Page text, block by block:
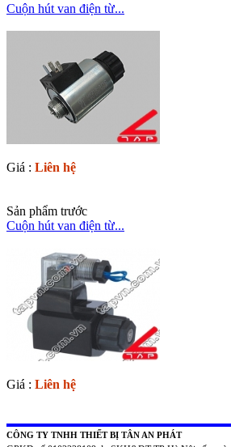
Cuộn hút van điện từ...
Giá : Liên hệ
Sản phẩm trước
Cuộn hút van điện từ...
Giá : Liên hệ
CÔNG TY TNHH THIẾT BỊ TÂN AN PHÁT